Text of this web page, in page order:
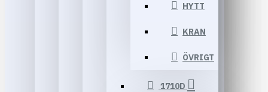
HYTT
KRAN
ÖVRIGT
1710D